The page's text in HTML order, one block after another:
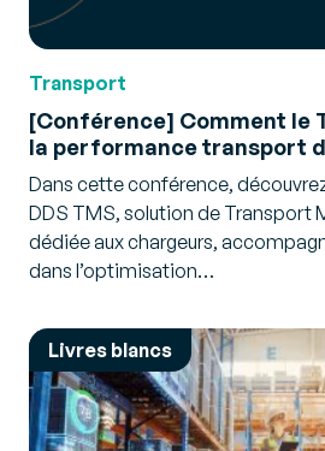
Transport
[Conférence] Comment le
la performance transport
Dans cette conférence,
DDS TMS, solution de Transport
dédiée aux chargeurs,
dans l’optimisation…
Livres blancs